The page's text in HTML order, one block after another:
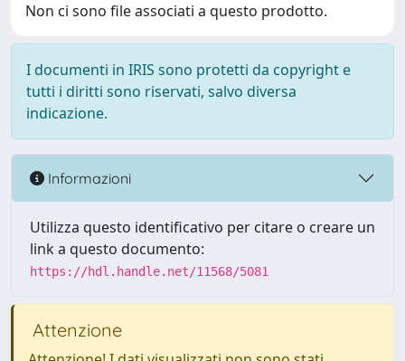
Non ci sono file associati a questo prodotto.
I documenti in IRIS sono protetti da copyright e
tutti i diritti sono riservati, salvo diversa
indicazione.
Informazioni
Utilizza questo identificativo per citare o creare un
link a questo documento:
https://hdl.handle.net/11568/5081
Attenzione